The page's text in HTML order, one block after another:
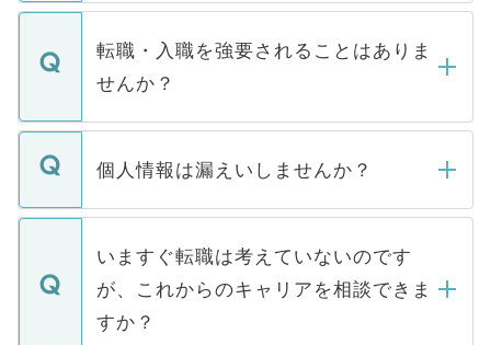
ます。通常、5営業日以内にはご連絡をせて
いただきますので、しばらくお待ちくださ
い。
マイナビDOCTORで取り扱っている求人の
うち約3割は、Webサイトからご覧いただ
けない「非公開求人」です。非公開求人は
下記の理由によって、一般には公開してい
ません。
■応募殺到を避けるため 人気のある医療機
関を公にしてしまうと、応募が殺到する場
に、医療機関が求める条件に合った人材の
みを人材紹介会社に依頼するケースが増え
ています。
転職・入職を強要されることはありま
せんか？
転職・入職を強要することは一切ありませ
ん。また、仮に応募先から内定をいただい
定を承諾する必要はありません。内定先へ
の辞退の連絡はキャリアパートナーが行い
ますので、ご安心ください。
個人情報は漏えいしませんか？
個人情報が漏えいすることはありませんの
で、ご安心ください。当サイトからの登録
などで収集したご登録者様の個人情報は、
ご本人のキャリアアップおよび転職活動の
支援を目的に使用いたします。お預かりし
いますぐ転職は考えていないのです
が、これからのキャリアを相談できま
すか？